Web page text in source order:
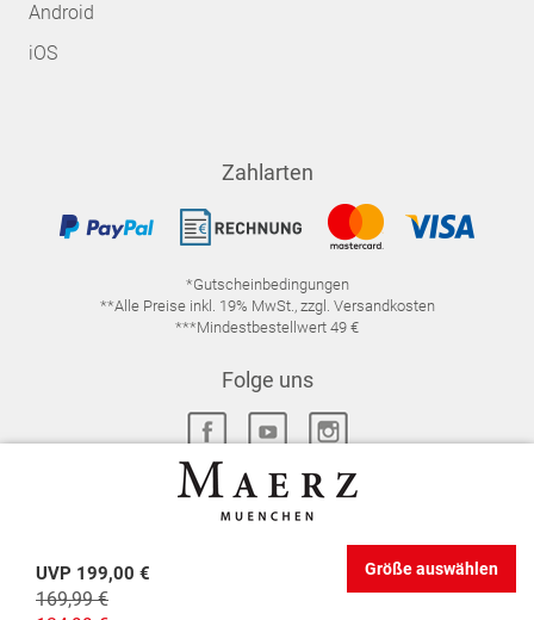
UVP 199,00 €
169,99 €
Größe auswählen
Android
iOS
Zahlarten
*Gutscheinbedingungen
**Alle Preise inkl. 19% MwSt., zzgl. Versandkosten
***Mindestbestellwert 49 €
Folge uns
DATENSCHUTZ-EINSTELLUNGEN
WIDERRUFSRECHT